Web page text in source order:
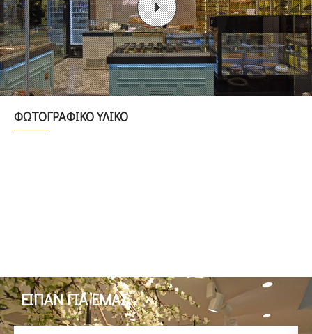
ΦΩΤΟΓΡΑΦΙΚΟ ΥΛΙΚΟ
ΕΙΠΑΝ ΓΙΑ ΕΜΑΣ